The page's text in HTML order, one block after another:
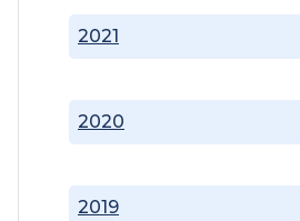
2019
2020
2021